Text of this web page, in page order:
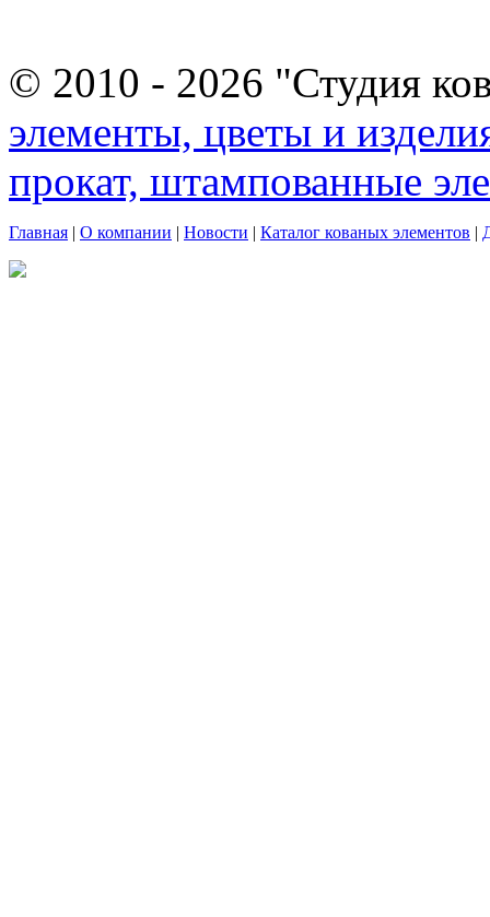
© 2010 - 2026 "Студия
элементы, цветы и
прокат, штампованные
Главная | О компании | Новости | Каталог кованых элементов |